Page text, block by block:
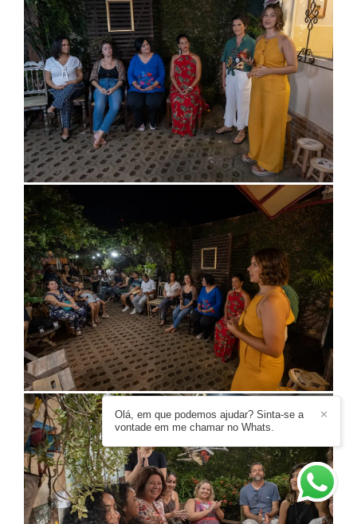
✕
Olá, em que podemos ajudar? Sinta-se a
vontade em me chamar no Whats.